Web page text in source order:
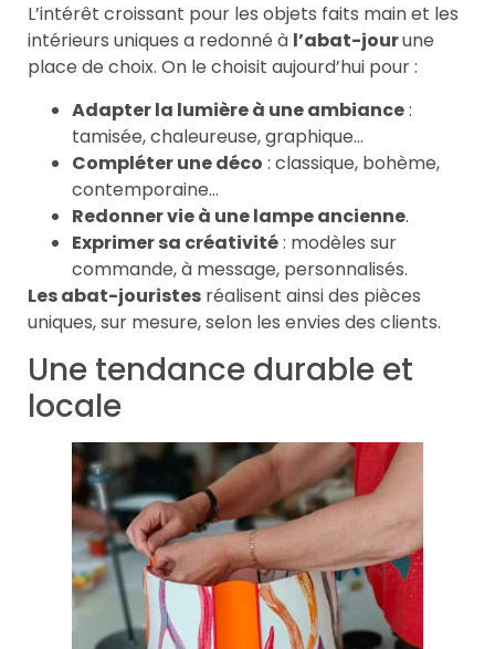
L’intérêt croissant pour les objets faits main et les
intérieurs uniques a redonné à l’abat-jourune
place de choix. On le choisit aujourd’hui pour :
Adapter la lumière à une ambiance:
tamisée, chaleureuse, graphique…
Compléter une déco : classique, bohème,
contemporaine…
Redonner vie à une lampe ancienne.
Exprimer sa créativité: modèles sur
commande, à message, personnalisés.
Les abat-jouristes réalisent ainsi des pièces
uniques, sur mesure, selon les envies des clients.
Une tendance durable et
locale